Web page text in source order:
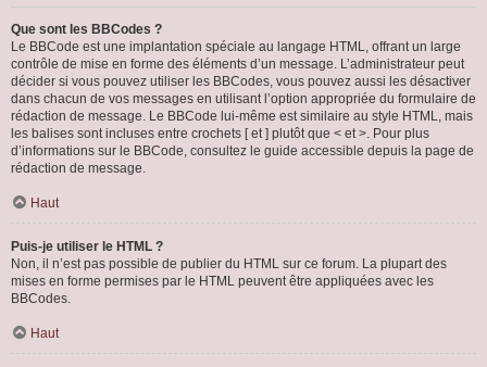
Que sont les BBCodes ?
Le BBCode est une implantation spéciale au langage HTML, offrant un large
contrôle de mise en forme des éléments d’un message. L’administrateur peut
décider si vous pouvez utiliser les BBCodes, vous pouvez aussi les désactiver
dans chacun de vos messages en utilisant l’option appropriée du formulaire de
rédaction de message. Le BBCode lui-même est similaire au style HTML, mais
les balises sont incluses entre crochets [ et ] plutôt que < et >. Pour plus
d’informations sur le BBCode, consultez le guide accessible depuis la page de
rédaction de message.
Haut
Puis-je utiliser le HTML ?
Non, il n’est pas possible de publier du HTML sur ce forum. La plupart des
mises en forme permises par le HTML peuvent être appliquées avec les
BBCodes.
Haut